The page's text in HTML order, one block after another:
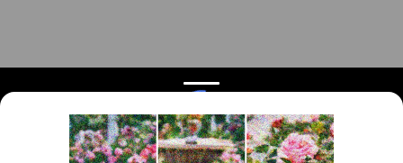
Поиск запчастей О проекте